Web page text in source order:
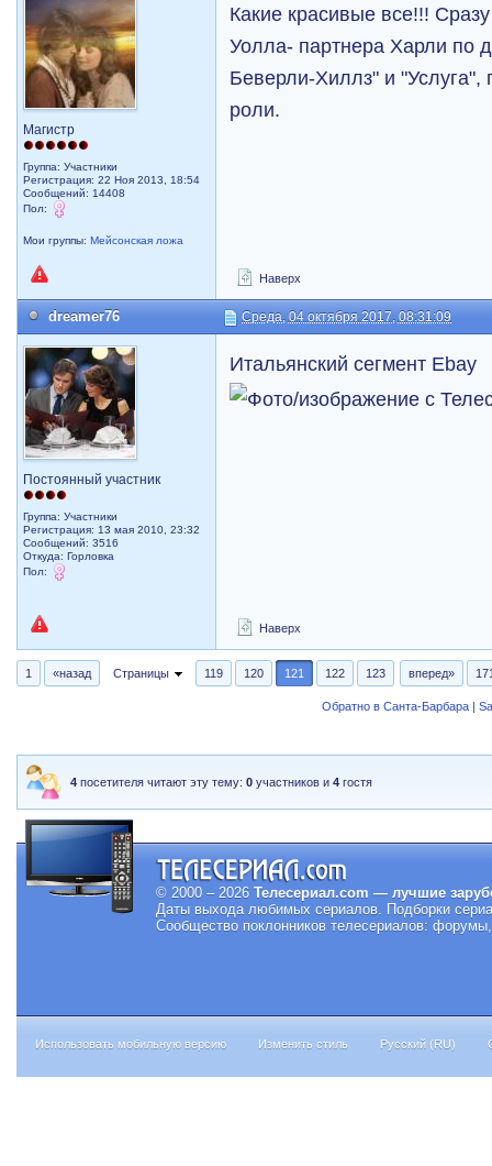
Магистр
Группа: Участники
Регистрация: 22 Ноя 2013, 18:54
Сообщений: 14408
Пол:
Мои группы:Мейсонская ложа
Какие красивые все!!!
Уолла- партнера Харли по
Беверли-Хиллз" и "Услуга",
роли.
Наверх
dreamer76 Среда, 04 октября 2017, 08:31:09
Постоянный участник
Группа: Участники
Регистрация: 13 мая 2010, 23:32
Сообщений: 3516
Откуда: Горловка
Пол:
Итальянский сегмент Ebay
Наверх
1 «назад Страницы 119 120 121 122 123 вперед»
Обратно в Санта-Барбара |
4 посетителя читают эту тему:0 участников и4 гостя
© 2000 – 2026 Телесериал.com — лучшие
Даты выхода любимых сериалов.
Подборки
Сообщество поклонников телесериалов:
Использовать мобильную версию Изменить стиль Русский (RU)